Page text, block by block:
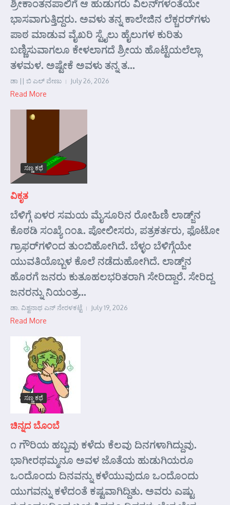
ಶ್ರೀಕಾಂತನಪಾಲಿಗೆ ಆ ಹುಡುಗರು ವಿಲನ್‌ಗಳಂತೆಯೇ
ಭಾಸವಾಗುತ್ತಿದ್ದರು. ಅವಳು ತನ್ನ ಕಾಲೇಜಿನ ಲೆಕ್ಚರರ್‌ಗಳು
ಪಾಠ ಮಾಡುವ ವೈಖರಿ ಸ್ಟೈಲು ಹೈಲುಗಳ ಕುರಿತು
ಬಣ್ಣಿಸುವಾಗಲೂ ಕೇಳಲಾಗದೆ ಶ್ರೀಯ ಹೊಟ್ಟೆಯಲೆಲ್ಲಾ
ತಳಮಳ. ಅಷ್ಟೇಕೆ ಅವಳು ತನ್ನ ತ...
ಡಾ || ಬಿ ಎಲ್ ವೇಣು July 26, 2026
Read More
ಸಣ್ಣ ಕಥೆ
ವಿಕೃತ
ಬೆಳಿಗ್ಗೆ ಏಳರ ಸಮಯ ಮೈಸೂರಿನ ರೋಹಿಣಿ ಲಾಡ್ಜ್‌ನ
ಕೊಠಡಿ ಸಂಖ್ಯೆ ೧೦೩. ಪೋಲೀಸರು, ಪತ್ರಕರ್ತರು, ಫೊಟೋ
ಗ್ರಾಫರ್‌ಗಳಿಂದ ತುಂಬಿಹೋಗಿದೆ. ಬೆಳ್ಳಂ ಬೆಳಿಗ್ಗೆಯೇ
ಯುವತಿಯೊಬ್ಬಳ ಕೊಲೆ ನಡೆದುಹೋಗಿದೆ. ಲಾಡ್ಜ್‌ನ
ಹೊರಗೆ ಜನರು ಕುತೂಹಲಭರಿತರಾಗಿ ಸೇರಿದ್ದಾರೆ. ಸೇರಿದ್ದ
ಜನರನ್ನು ನಿಯಂತ್ರ...
ಡಾ. ವಿಶ್ವನಾಥ ಎನ್ ನೇರಳಕಟ್ಟೆ July 19, 2026
Read More
ಸಣ್ಣ ಕಥೆ
ಚಿನ್ನದ ಬೊಂಬೆ
೧ ಗೌರಿಯ ಹಬ್ಬವು ಕಳೆದು ಕೆಲವು ದಿನಗಳಾಗಿದ್ದುವು.
ಭಾಗೀರಥಮ್ಮನೂ ಅವಳ ಜೊತೆಯ ಹುಡುಗಿಯರೂ
ಒಂದೊಂದು ದಿನವನ್ನು ಕಳೆಯುವುದೂ ಒಂದೊಂದು
ಯುಗವನ್ನು ಕಳೆದಂತೆ ಕಷ್ಟವಾಗಿದ್ದಿತು. ಅವರು ಎಷ್ಟು